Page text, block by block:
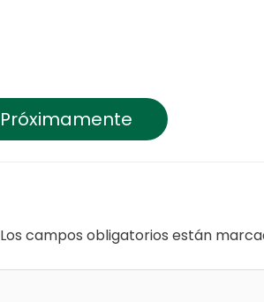
Próximamente
Los campos obligatorios están